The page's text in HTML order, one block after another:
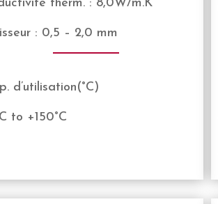
therm. : 8,0W/m.K
: 0,5 – 2,0 mm
d’utilisation(°C)
to +150°C